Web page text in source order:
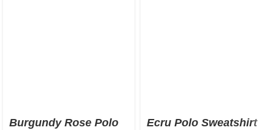
Burgundy Rose Polo
Ecru Polo Sweatshirt